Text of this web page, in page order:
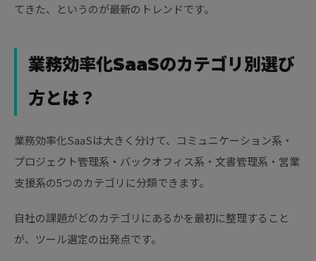
てきた、というのが最新のトレンドです。
業務効率化SaaSのカテゴリ別選び
方とは？
業務効率化SaaSは大きく分けて、コミュニケーション系・
プロジェクト管理系・バックオフィス系・文書管理系・営業
支援系の5つのカテゴリに分類できます。
自社の課題がどのカテゴリにあるかを最初に整理すること
が、ツール選定の出発点です。